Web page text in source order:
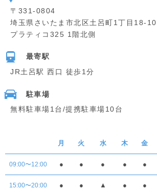
〒331-0804
埼玉県さいたま市北区土呂町1丁目18-10
プラティコ325 1階北側
最寄駅
JR土呂駅 西口 徒歩1分
駐車場
無料駐車場1台/提携駐車場10台
月 火 水 木 金
09:00〜12:00 ● ● ● ● ●
15:00〜20:00 ● ● ▲ ● ●